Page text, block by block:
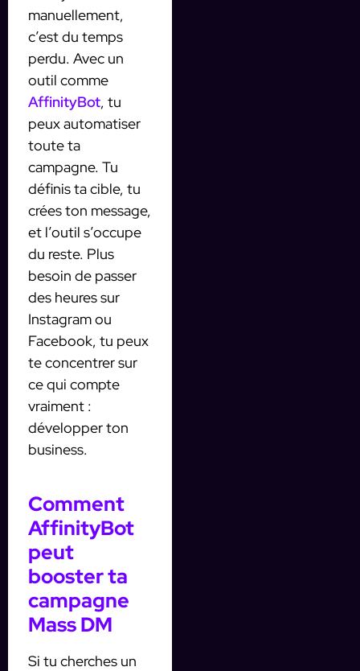
manuellement,
c’est du temps
perdu. Avec un
outil comme
AffinityBot, tu
peux automatiser
toute ta
campagne. Tu
définis ta cible, tu
crées ton message,
et l’outil s’occupe
du reste. Plus
besoin de passer
des heures sur
Instagram ou
Facebook, tu peux
te concentrer sur
ce qui compte
vraiment :
développer ton
business.
Comment
AffinityBot
peut
booster ta
campagne
Mass DM
Si tu cherches un